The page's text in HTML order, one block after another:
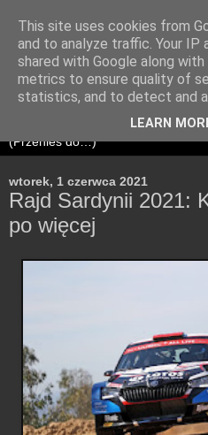
wtorek, 1 czerwca 2021
Rajd Sardynii 2021:
po więcej
This site uses cookies from
and to analyze traffic. Your IP
shared with Google along
metrics to ensure quality of
statistics, and to detect and
LEARN